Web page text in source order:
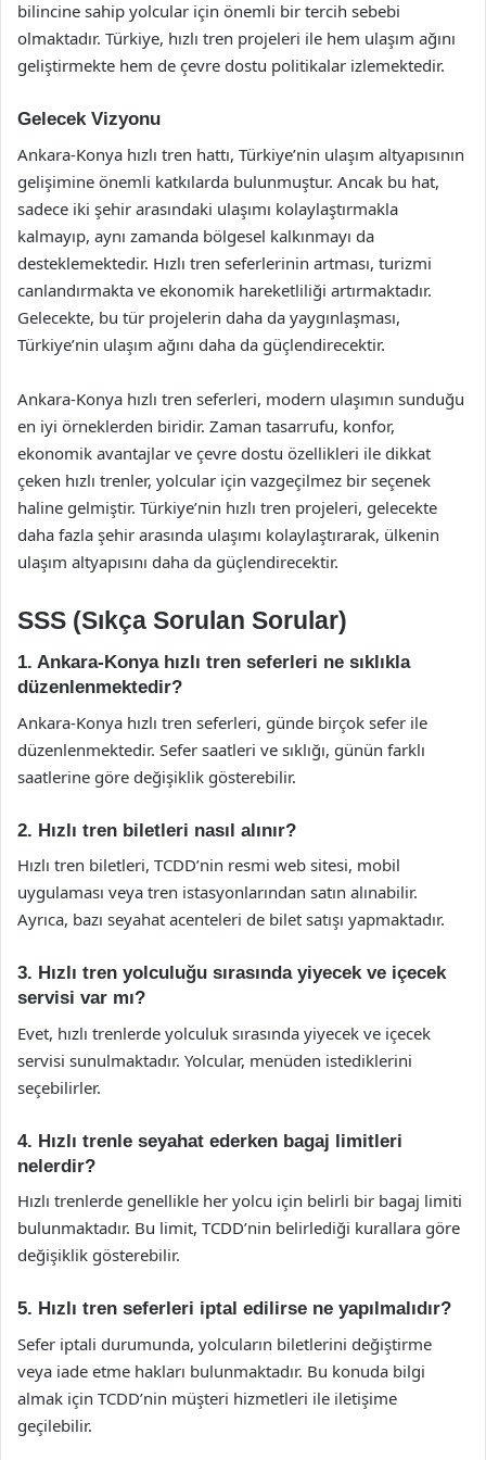
bilincine sahip yolcular için önemli bir tercih sebebi
olmaktadır. Türkiye, hızlı tren projeleri ile hem ulaşım ağını
geliştirmekte hem de çevre dostu politikalar izlemektedir.
Gelecek Vizyonu
Ankara-Konya hızlı tren hattı, Türkiye’nin ulaşım altyapısının
gelişimine önemli katkılarda bulunmuştur. Ancak bu hat,
sadece iki şehir arasındaki ulaşımı kolaylaştırmakla
kalmayıp, aynı zamanda bölgesel kalkınmayı da
desteklemektedir. Hızlı tren seferlerinin artması, turizmi
canlandırmakta ve ekonomik hareketliliği artırmaktadır.
Gelecekte, bu tür projelerin daha da yaygınlaşması,
Türkiye’nin ulaşım ağını daha da güçlendirecektir.
Ankara-Konya hızlı tren seferleri, modern ulaşımın sunduğu
en iyi örneklerden biridir. Zaman tasarrufu, konfor,
ekonomik avantajlar ve çevre dostu özellikleri ile dikkat
çeken hızlı trenler, yolcular için vazgeçilmez bir seçenek
haline gelmiştir. Türkiye’nin hızlı tren projeleri, gelecekte
daha fazla şehir arasında ulaşımı kolaylaştırarak, ülkenin
ulaşım altyapısını daha da güçlendirecektir.
SSS (Sıkça Sorulan Sorular)
1. Ankara-Konya hızlı tren seferleri ne sıklıkla
düzenlenmektedir?
Ankara-Konya hızlı tren seferleri, günde birçok sefer ile
düzenlenmektedir. Sefer saatleri ve sıklığı, günün farklı
saatlerine göre değişiklik gösterebilir.
2. Hızlı tren biletleri nasıl alınır?
Hızlı tren biletleri, TCDD’nin resmi web sitesi, mobil
uygulaması veya tren istasyonlarından satın alınabilir.
Ayrıca, bazı seyahat acenteleri de bilet satışı yapmaktadır.
3. Hızlı tren yolculuğu sırasında yiyecek ve içecek
servisi var mı?
Evet, hızlı trenlerde yolculuk sırasında yiyecek ve içecek
servisi sunulmaktadır. Yolcular, menüden istediklerini
seçebilirler.
4. Hızlı trenle seyahat ederken bagaj limitleri
nelerdir?
Hızlı trenlerde genellikle her yolcu için belirli bir bagaj limiti
bulunmaktadır. Bu limit, TCDD’nin belirlediği kurallara göre
değişiklik gösterebilir.
5. Hızlı tren seferleri iptal edilirse ne yapılmalıdır?
Sefer iptali durumunda, yolcuların biletlerini değiştirme
veya iade etme hakları bulunmaktadır. Bu konuda bilgi
almak için TCDD’nin müşteri hizmetleri ile iletişime
geçilebilir.